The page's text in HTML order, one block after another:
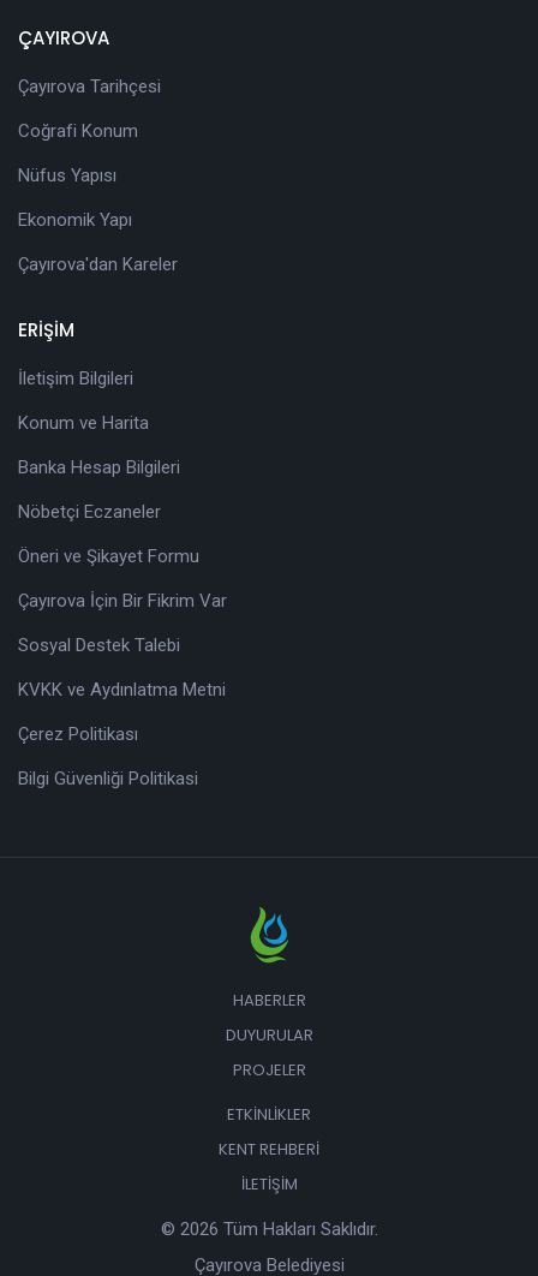
ÇAYIROVA
Çayırova Tarihçesi
Coğrafi Konum
Nüfus Yapısı
Ekonomik Yapı
Çayırova'dan Kareler
ERİŞİM
İletişim Bilgileri
Konum ve Harita
Banka Hesap Bilgileri
Nöbetçi Eczaneler
Öneri ve Şikayet Formu
Çayırova İçin Bir Fikrim Var
Sosyal Destek Talebi
KVKK ve Aydınlatma Metni
Çerez Politikası
Bilgi Güvenliği Politikasi
HABERLER
DUYURULAR
PROJELER
ETKINLIKLER
KENT REHBERI
İLETIŞIM
© 2026 Tüm Hakları Saklıdır.
Çayırova Belediyesi